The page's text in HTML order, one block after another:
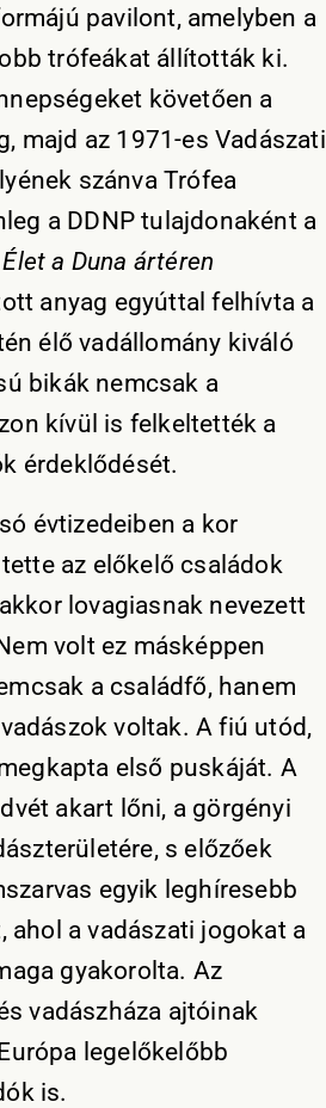
pavilont, amelyben a
trófeákat állították ki.
követően a
majd az 1971-es Vadászati
szánva Trófea
a DDNP tulajdonaként a
Élet a Duna ártéren
anyag egyúttal felhívta a
élő vadállomány kiváló
bikák nemcsak a
kívül is felkeltették a
érdeklődését.
évtizedeiben a kor
az előkelő családok
lovagiasnak nevezett
volt ez másképpen
a családfő, hanem
voltak. A fiú utód,
első puskáját. A
akart lőni, a görgényi
s előzőek
egyik leghíresebb
ahol a vadászati jogokat a
gyakorolta. Az
vadászháza ajtóinak
legelőkelőbb
is.